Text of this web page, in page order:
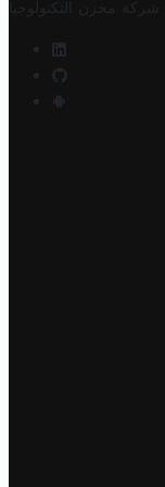
شركة مخزن التكنولوجيا